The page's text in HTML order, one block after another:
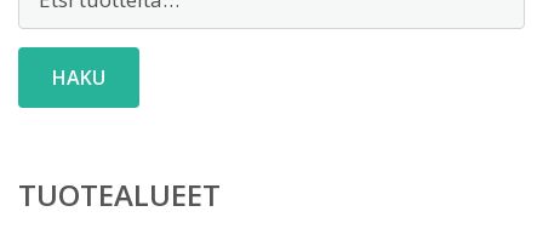
HAKU
TUOTEALUEET